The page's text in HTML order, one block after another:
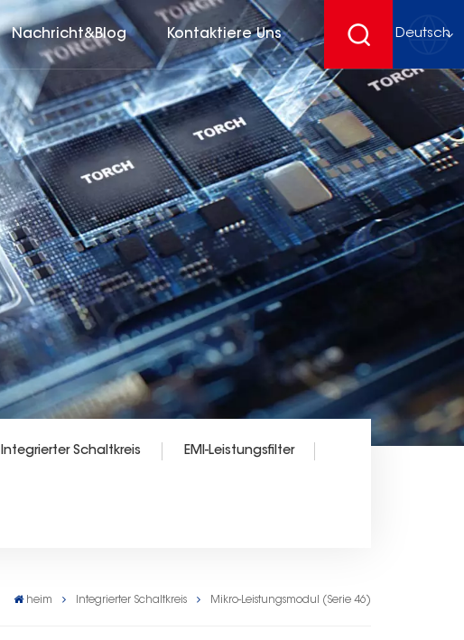
Nachricht&Blog Kontaktiere Uns Deutsch
English
français
Deutsch
español
Integrierter Schaltkreis EMI-Leistungsfilter
heim Integrierter Schaltkreis Mikro-Leistungsmodul (Serie 46)